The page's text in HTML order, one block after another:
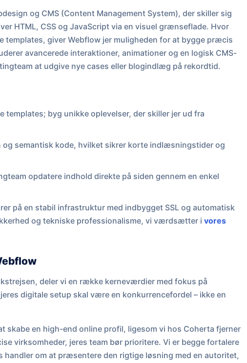
og CMS (Content Management System), der skiller sig
HTML, CSS og JavaScript via en visuel grænseflade. Hvor
giver Webflow jer muligheden for at bygge præcis
avancerede interaktioner, animationer og en logisk CMS-
at udgive nye cases eller blogindlæg på rekordtid.
templates; byg unikke oplevelser, der skiller jer ud fra
og semantisk kode, hvilket sikrer korte indlæsningstider og
opdatere indhold direkte på siden gennem en enkel
på en stabil infrastruktur med indbygget SSL og automatisk
og tekniske professionalisme, vi værdsætter ivores
deler vi en række kerneværdier med fokus på
digitale setup skal være en konkurrencefordel – ikke en
skabe en high-end online profil, ligesom vi hos Coherta fjerner
virksomheder, jeres team bør prioritere. Vi er begge fortalere
handler om at præsentere den rigtige løsning med en autoritet,